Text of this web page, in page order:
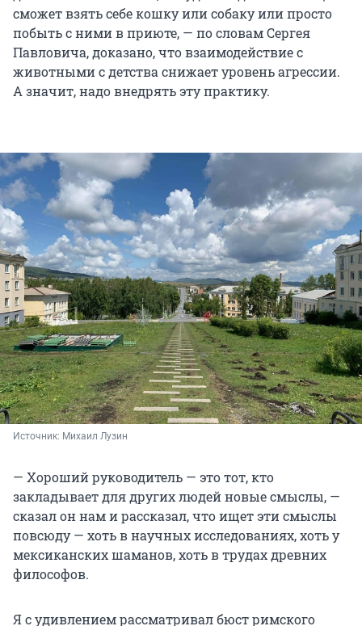
сможет взять себе кошку или собаку или просто
побыть с ними в приюте, — по словам Сергея
Павловича, доказано, что взаимодействие с
животными с детства снижает уровень агрессии.
А значит, надо внедрять эту практику.
Источник: Михаил Лузин
— Хороший руководитель — это тот, кто
закладывает для других людей новые смыслы, —
сказал он нам и рассказал, что ищет эти смыслы
повсюду — хоть в научных исследованиях, хоть у
мексиканских шаманов, хоть в трудах древних
философов.
Я с удивлением рассматривал бюст римского